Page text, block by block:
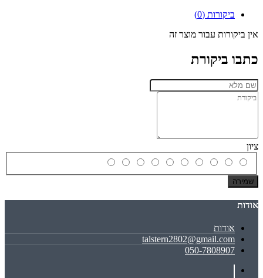
ביקורות (0)
אין ביקורות עבור מוצר זה
כתבו ביקורת
ציון
שמירה
אודות
אודות
talstern2802@gmail.com
050-7808907